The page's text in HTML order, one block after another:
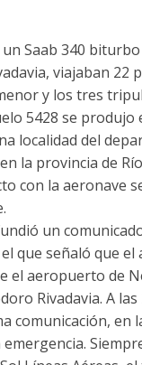
un Saab 340
viajaban 22
y los tres
5428 se produjo
localidad del
la provincia de
con la aeronave
un
que señaló que el
el aeropuerto de
Rivadavia. A las
comunicación, en